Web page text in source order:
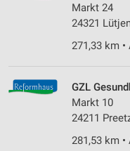
Markt 24
24321
271,33 km
GZL
Markt 10
24211
281,53 km